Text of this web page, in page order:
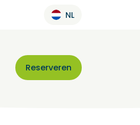
NL
Reserveren